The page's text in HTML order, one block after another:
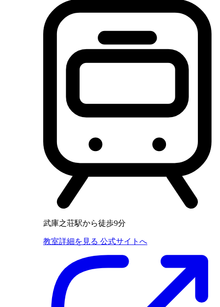
武庫之荘駅から徒歩9分
教室詳細を見る 公式サイトへ